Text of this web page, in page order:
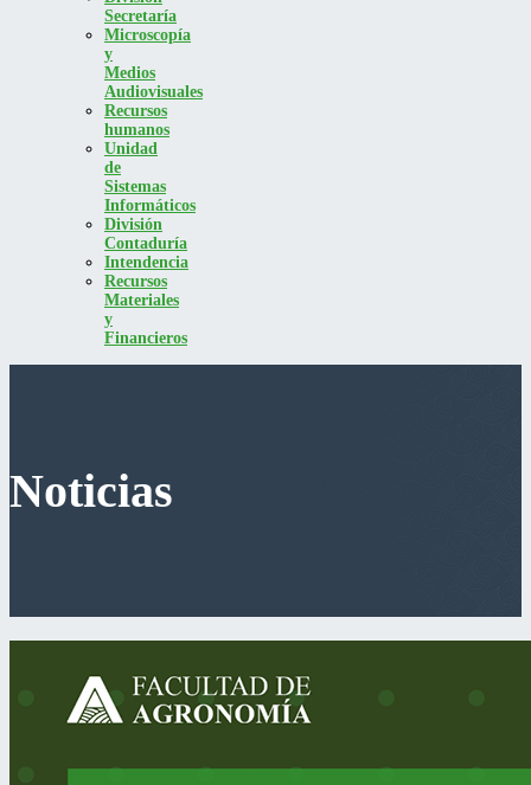
Secretaría
Microscopía
y
Medios
Audiovisuales
Recursos
humanos
Unidad
de
Sistemas
Informáticos
División
Contaduría
Intendencia
Recursos
Materiales
y
Financieros
Noticias